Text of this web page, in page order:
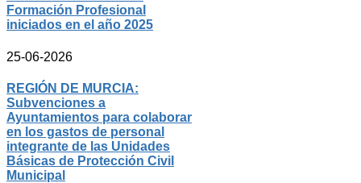
Formación Profesional
iniciados en el año 2025
25-06-2026
REGIÓN DE MURCIA:
Subvenciones a
Ayuntamientos para colaborar
en los gastos de personal
integrante de las Unidades
Básicas de Protección Civil
Municipal